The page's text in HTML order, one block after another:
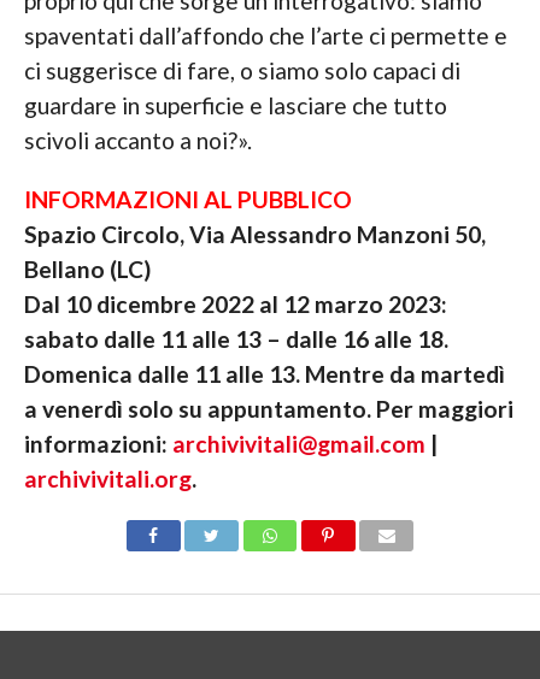
spaventati dall’affondo che l’arte ci permette e
ci suggerisce di fare, o siamo solo capaci di
guardare in superficie e lasciare che tutto
scivoli accanto a noi?».
INFORMAZIONI AL PUBBLICO
Spazio Circolo, Via Alessandro Manzoni 50,
Bellano (LC)
Dal 10 dicembre 2022 al 12 marzo 2023:
sabato dalle 11 alle 13 – dalle 16 alle 18.
Domenica dalle 11 alle 13. Mentre da martedì
a venerdì solo su appuntamento. Per maggiori
informazioni: archivivitali@gmail.com |
archivivitali.org.